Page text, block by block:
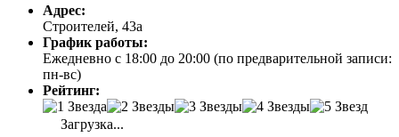
Адрес:
Строителей, 43а
График работы:
Ежедневно с 18:00 до 20:00 (по предварительной записи:
пн-вс)
Рейтинг:
Загрузка...